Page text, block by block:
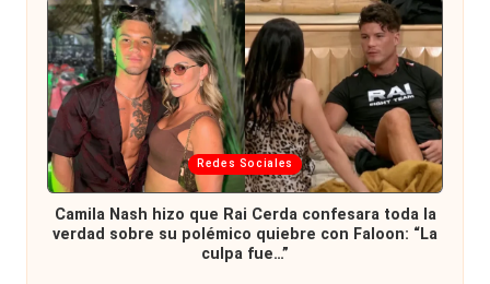
Publicada
en
Redes Sociales
Camila Nash hizo que Rai Cerda confesara toda la
verdad sobre su polémico quiebre con Faloon: “La
culpa fue…”